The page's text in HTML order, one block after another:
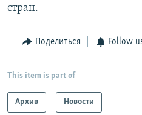
стран.
Поделиться Follow
This item is part of
Архив Новости